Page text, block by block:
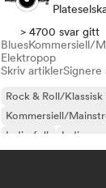
> 4700 svar gitt
BluesKommersiell/
Elektropop
Skriv artiklerSignere
Rock & Roll/Klassisk
Kommersiell/
Indie-folk
Indie-pop